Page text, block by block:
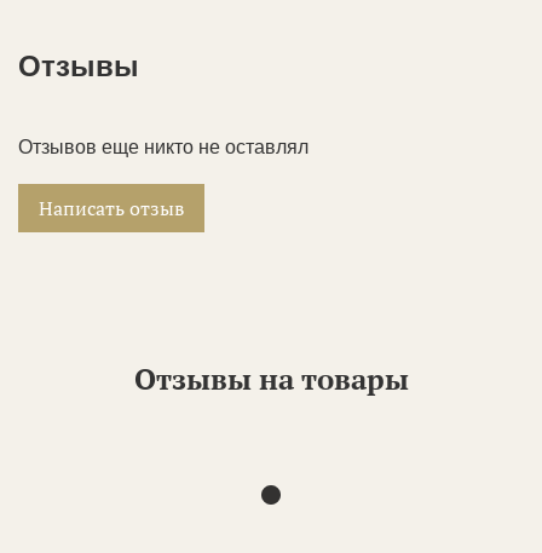
Отзывы
Отзывов еще никто не оставлял
Написать отзыв
Отзывы на товары